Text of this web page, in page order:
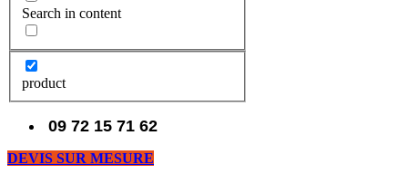
Search in content
product
09 72 15 71 62
DEVIS SUR MESURE